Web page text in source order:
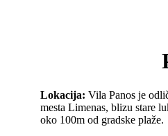
Lokacija: Vila Panos je
mesta Limenas, blizu stare
oko 100m od gradske plaže.